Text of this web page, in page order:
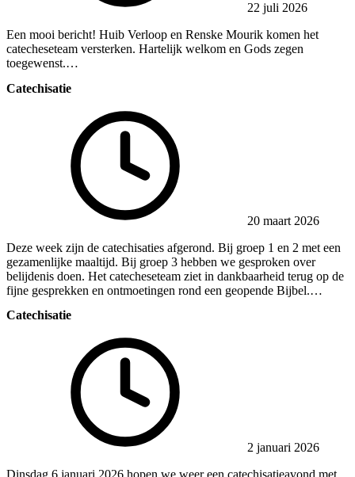
22 juli 2026
Een mooi bericht! Huib Verloop en Renske Mourik komen het
catecheseteam versterken. Hartelijk welkom en Gods zegen
toegewenst.…
Catechisatie
20 maart 2026
Deze week zijn de catechisaties afgerond. Bij groep 1 en 2 met een
gezamenlijke maaltijd. Bij groep 3 hebben we gesproken over
belijdenis doen. Het catecheseteam ziet in dankbaarheid terug op de
fijne gesprekken en ontmoetingen rond een geopende Bijbel.…
Catechisatie
2 januari 2026